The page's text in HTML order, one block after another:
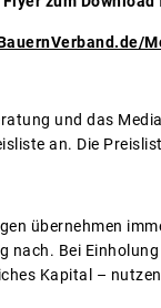
und das
an. Die
übernehmen
nach. Bei
Kapital – nutzen